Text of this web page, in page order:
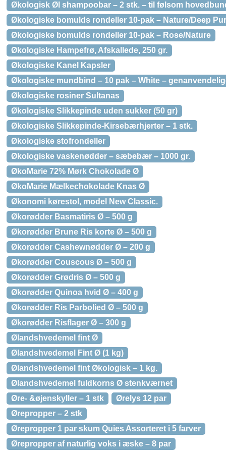
Økologisk Øl shampoobar – 2 stk. – til følsom
Økologiske bomulds rondeller 10-pak – Nature/Deep
Økologiske bomulds rondeller 10-pak – Rose/Nature
Økologiske Hampefrø, Afskallede, 250 gr.
Økologiske Kanel Kapsler
Økologiske mundbind – 10 pak – White –
Økologiske rosiner Sultanas
Økologiske Slikkepinde uden sukker (50 gr)
Økologiske Slikkepinde-Kirsebærhjerter – 1 stk.
Økologiske stofrondeller
Økologiske vaskenødder – sæbebær – 1000 gr.
ØkoMarie 72% Mørk Chokolade Ø
ØkoMarie Mælkechokolade Knas Ø
Økonomi kørestol, model New Classic.
Økorødder Basmatiris Ø – 500 g
Økorødder Brune Ris korte Ø – 500 g
Økorødder Cashewnødder Ø – 200 g
Økorødder Couscous Ø – 500 g
Økorødder Grødris Ø – 500 g
Økorødder Quinoa hvid Ø – 400 g
Økorødder Ris Parbolied Ø – 500 g
Økorødder Risflager Ø – 300 g
Ølandshvedemel fint Ø
Ølandshvedemel Fint Ø (1 kg)
Ølandshvedemel fint Økologisk – 1 kg.
Ølandshvedemel fuldkorns Ø stenkværnet
Øre- &øjenskyller – 1 stk
Ørelys 12 par
Ørepropper – 2 stk
Ørepropper 1 par skum Quies Assorteret i 5 farver
Ørepropper af naturlig voks i æske – 8 par